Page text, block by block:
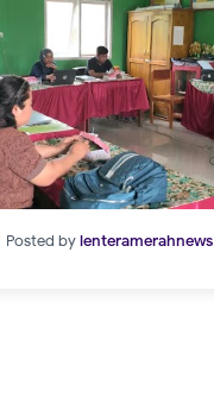
Posted bylenteramerahnews